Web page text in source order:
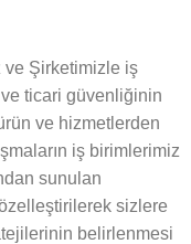
Şirketimizle iş
ticari güvenliğinin
ve hizmetlerden
iş birimlerimiz
sunulan
sizlere
belirlenmesi